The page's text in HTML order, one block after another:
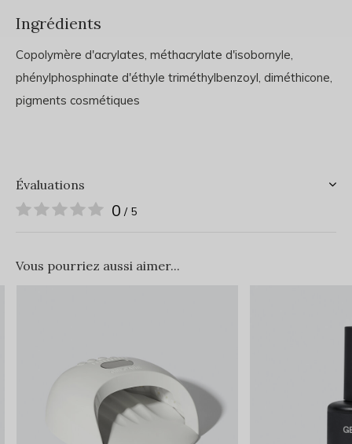
Ingrédients
Copolymère d'acrylates, méthacrylate d'isobornyle,
phénylphosphinate d'éthyle triméthylbenzoyl, diméthicone,
pigments cosmétiques
Évaluations
0 / 5
Vous pourriez aussi aimer...